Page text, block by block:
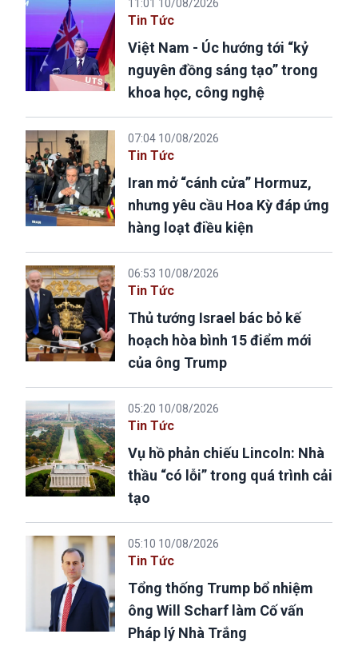
11:01 10/08/2026
Tin Tức
Việt Nam - Úc hướng tới “kỷ
nguyên đồng sáng tạo” trong
khoa học, công nghệ
07:04 10/08/2026
Tin Tức
Iran mở “cánh cửa” Hormuz,
nhưng yêu cầu Hoa Kỳ đáp ứng
hàng loạt điều kiện
06:53 10/08/2026
Tin Tức
Thủ tướng Israel bác bỏ kế
hoạch hòa bình 15 điểm mới
của ông Trump
05:20 10/08/2026
Tin Tức
Vụ hồ phản chiếu Lincoln: Nhà
thầu “có lỗi” trong quá trình cải
tạo
05:10 10/08/2026
Tin Tức
Tổng thống Trump bổ nhiệm
ông Will Scharf làm Cố vấn
Pháp lý Nhà Trắng